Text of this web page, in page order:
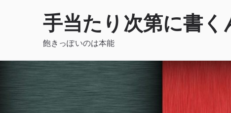
手当たり次第に書く
飽きっぽいのは本能